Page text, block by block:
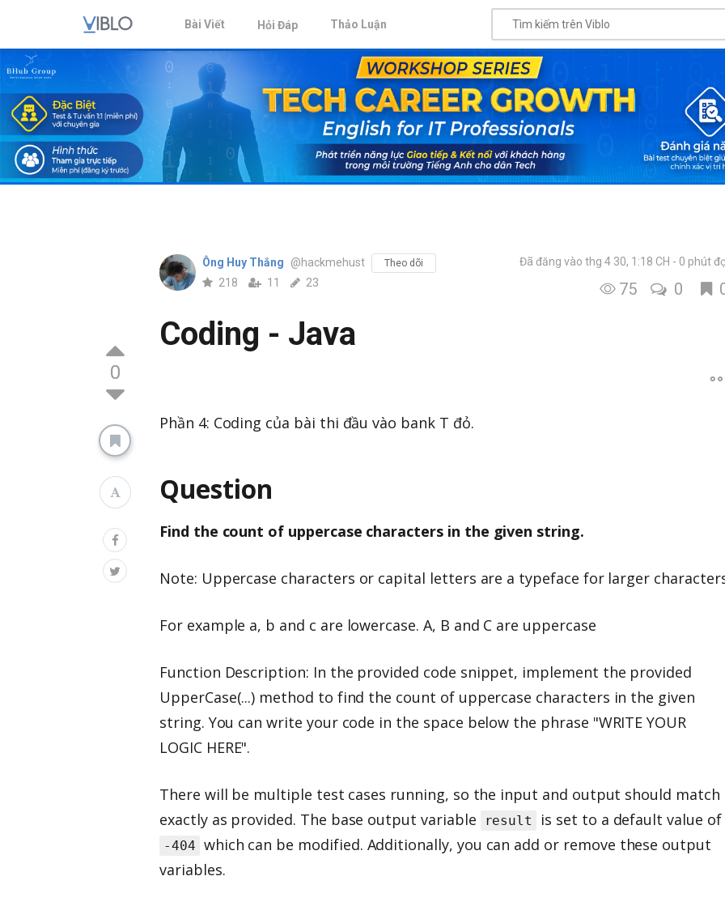
Bài Viết Hỏi Đáp Thảo Luận
0
Ông Huy Thắng @hackmehust Theo dõi
218 11 23
Đã đăng vào thg 4 30, 1:18 CH 0 phút
75 0
Coding - Java
Phần 4: Coding của bài thi đầu vào bank T đỏ.
Question
Find the count of uppercase characters in the given string.
Note: Uppercase characters or capital letters are a typeface for larger
For example a, b and c are lowercase. A, B and C are uppercase
Function Description: In the provided code snippet, implement the provided
UpperCase(...) method to find the count of uppercase characters in the given
string. You can write your code in the space below the phrase "WRITE YOUR
LOGIC HERE".
There will be multiple test cases running, so the input and output should match
exactly as provided. The base output variable
result is set to a default value of
-404 which can be modified. Additionally, you can add or remove these output
variables.